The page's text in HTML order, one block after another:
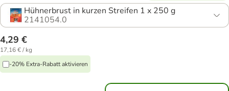
Hühnerbrust in kurzen Streifen 1 x 250 g
2141054.0
4,29 €
17,16 € / kg
-20% Extra-Rabatt aktivieren